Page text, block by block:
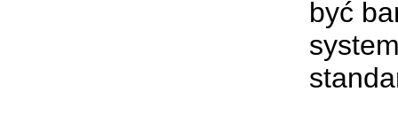
być